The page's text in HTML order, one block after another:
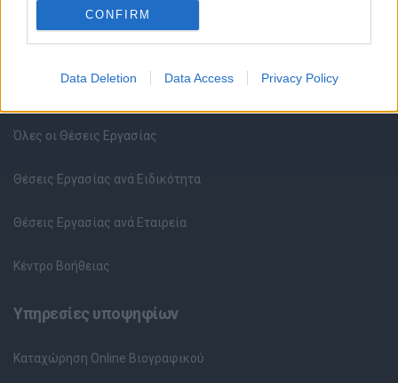
CONFIRM
Data Deletion Data Access Privacy Policy
Όλες οι Θέσεις Εργασίας
Θέσεις Εργασίας ανά Ειδικότητα
Θέσεις Εργασίας ανά Εταιρεία
Κέντρο Βοήθειας
Υπηρεσίες υποψηφίων
Καταχώρηση Online Βιογραφικού